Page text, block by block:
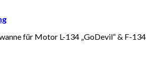
für Motor L-134 „GoDevil“ & F-134